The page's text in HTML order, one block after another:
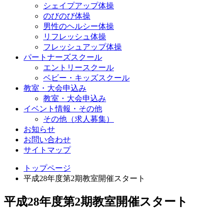
シェイプアップ体操
のびのび体操
男性のヘルシー体操
リフレッシュ体操
フレッシュアップ体操
パートナーズスクール
エントリースクール
ベビー・キッズスクール
教室・大会申込み
教室・大会申込み
イベント情報・その他
その他（求人募集）
お知らせ
お問い合わせ
サイトマップ
トップページ
平成28年度第2期教室開催スタート
平成28年度第2期教室開催スタート